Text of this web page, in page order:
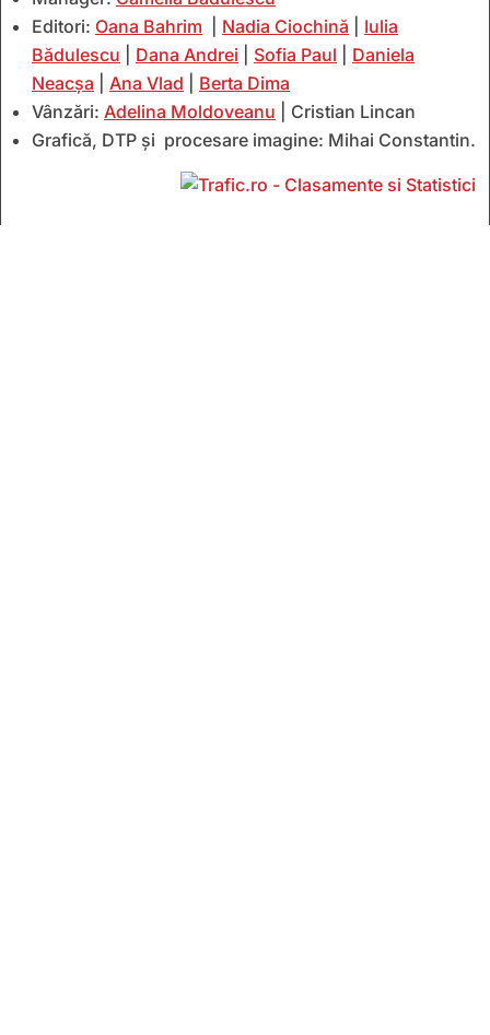
Editori: Oana Bahrim Nadia Ciochină
Iulia
Bădulescu
Dana Andrei Sofia Paul
Daniela
Neacșa
Ana Vlad
Berta Dima
Vânzări: Adelina Moldoveanu | Cristian Lincan
Grafică, DTP și procesare imagine: Mihai Constantin.